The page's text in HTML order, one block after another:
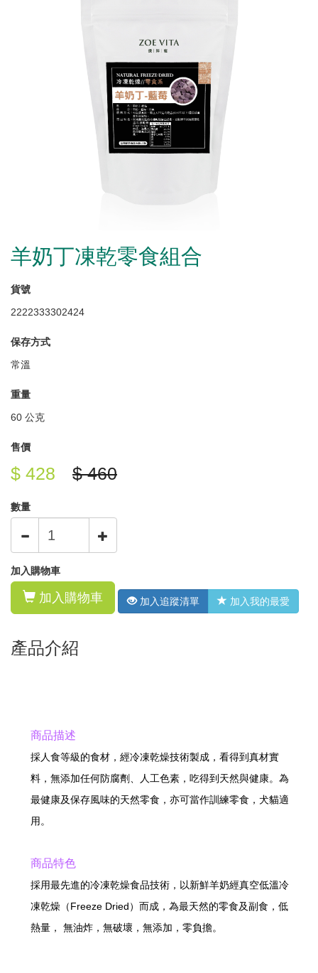
羊奶丁凍乾零食組合
貨號
2222333302424
保存方式
常溫
重量
60 公克
售價
$ 428 $ 460
數量
加入購物車
加入購物車 加入追蹤清單 加入我的最愛
產品介紹
商品描述
採人食等級的食材，經冷凍乾燥技術製成，看得到真材實
料，無添加任何防腐劑、人工色素，吃得到天然與健康。為
最健康及保存風味的天然零食，亦可當作訓練零食，犬貓適
用。
商品特色
採用最先進的冷凍乾燥食品技術，以新鮮羊奶經真空低溫冷
凍乾燥（Freeze Dried）而成，為最天然的零食及副食，低
熱量， 無油炸，無破壞，無添加，零負擔。